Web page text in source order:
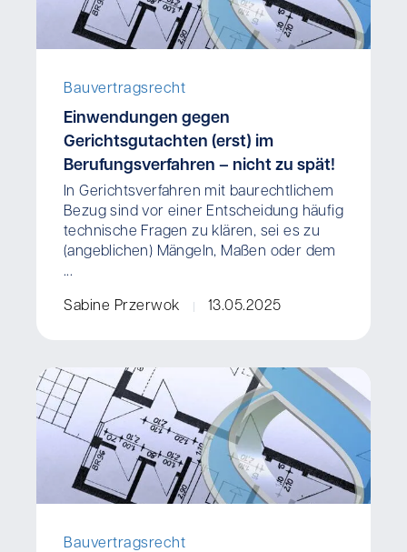
Bauvertragsrecht
Einwendungen gegen
Gerichtsgutachten (erst) im
Berufungsverfahren – nicht zu spät!
In Gerichtsverfahren mit baurechtlichem
Bezug sind vor einer Entscheidung häufig
technische Fragen zu klären, sei es zu
(angeblichen) Mängeln, Maßen oder dem
...
Sabine Przerwok 13.05.2025
Bauvertragsrecht